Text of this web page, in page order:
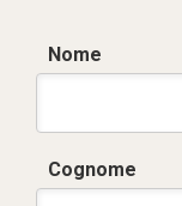
Nome
Cognome